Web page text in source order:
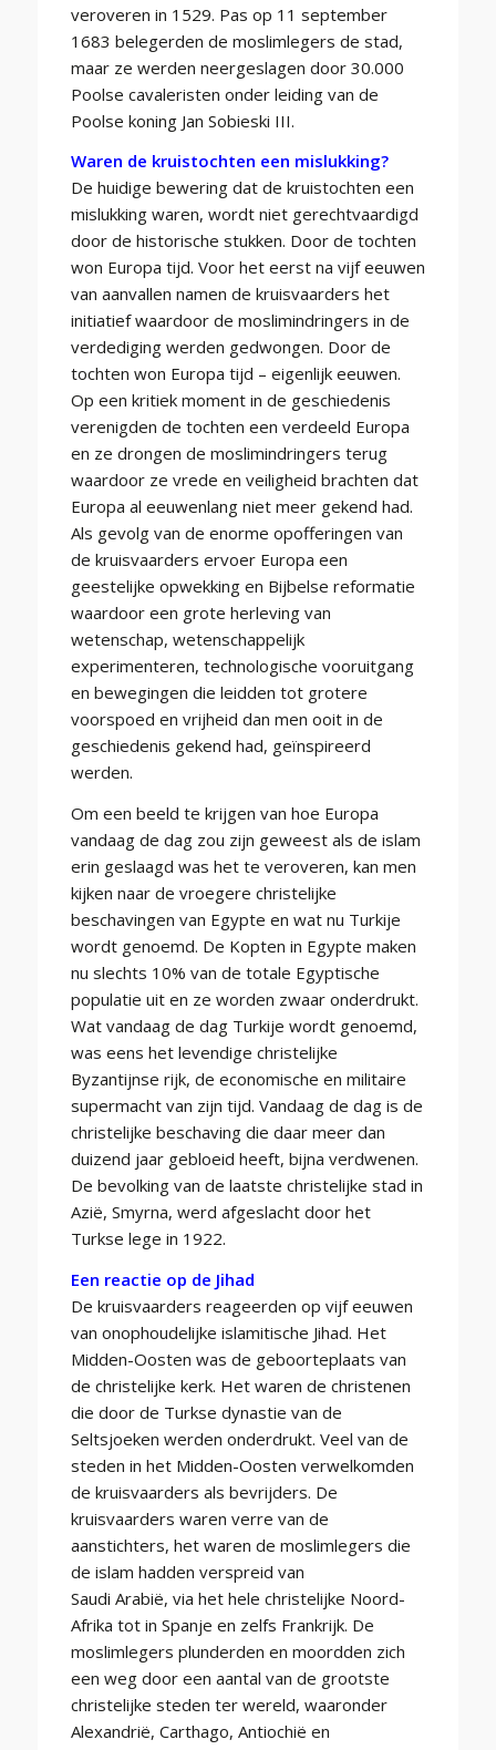
veroveren in 1529. Pas op 11 september
1683 belegerden de moslimlegers de stad,
maar ze werden neergeslagen door 30.000
Poolse cavaleristen onder leiding van de
Poolse koning Jan Sobieski III.
Waren de kruistochten een mislukking?
De huidige bewering dat de kruistochten een
mislukking waren, wordt niet gerechtvaardigd
door de historische stukken. Door de tochten
won Europa tijd. Voor het eerst na vijf eeuwen
van aanvallen namen de kruisvaarders het
initiatief waardoor de moslimindringers in de
verdediging werden gedwongen. Door de
tochten won Europa tijd – eigenlijk eeuwen.
Op een kritiek moment in de geschiedenis
verenigden de tochten een verdeeld Europa
en ze drongen de moslimindringers terug
waardoor ze vrede en veiligheid brachten dat
Europa al eeuwenlang niet meer gekend had.
Als gevolg van de enorme opofferingen van
de kruisvaarders ervoer Europa een
geestelijke opwekking en Bijbelse reformatie
waardoor een grote herleving van
wetenschap, wetenschappelijk
experimenteren, technologische vooruitgang
en bewegingen die leidden tot grotere
voorspoed en vrijheid dan men ooit in de
geschiedenis gekend had, geïnspireerd
werden.
Om een beeld te krijgen van hoe Europa
vandaag de dag zou zijn geweest als de islam
erin geslaagd was het te veroveren, kan men
kijken naar de vroegere christelijke
beschavingen van Egypte en wat nu Turkije
wordt genoemd. De Kopten in Egypte maken
nu slechts 10% van de totale Egyptische
populatie uit en ze worden zwaar onderdrukt.
Wat vandaag de dag Turkije wordt genoemd,
was eens het levendige christelijke
Byzantijnse rijk, de economische en militaire
supermacht van zijn tijd. Vandaag de dag is de
christelijke beschaving die daar meer dan
duizend jaar gebloeid heeft, bijna verdwenen.
De bevolking van de laatste christelijke stad in
Azië, Smyrna, werd afgeslacht door het
Turkse lege in 1922.
Een reactie op de Jihad
De kruisvaarders reageerden op vijf eeuwen
van onophoudelijke islamitische Jihad. Het
Midden-Oosten was de geboorteplaats van
de christelijke kerk. Het waren de christenen
die door de Turkse dynastie van de
Seltsjoeken werden onderdrukt. Veel van de
steden in het Midden-Oosten verwelkomden
de kruisvaarders als bevrijders. De
kruisvaarders waren verre van de
aanstichters, het waren de moslimlegers die
de islam hadden verspreid van
Saudi Arabië, via het hele christelijke Noord-
Afrika tot in Spanje en zelfs Frankrijk. De
moslimlegers plunderden en moordden zich
een weg door een aantal van de grootste
christelijke steden ter wereld, waaronder
Alexandrië, Carthago, Antiochië en